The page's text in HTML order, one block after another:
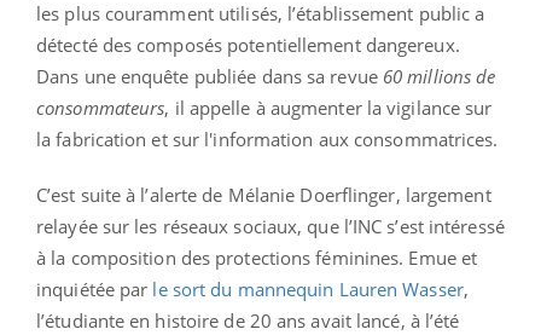
les plus couramment utilisés, l’établissement public a
détecté des composés potentiellement dangereux.
Dans une enquête publiée dans sa revue 60 millions de
consommateurs, il appelle à augmenter la vigilance sur
la fabrication et sur l'information aux consommatrices.
C’est suite à l’alerte de Mélanie Doerflinger, largement
relayée sur les réseaux sociaux, que l’INC s’est intéressé
à la composition des protections féminines. Emue et
inquiétée par le sort du mannequin Lauren Wasser,
l’étudiante en histoire de 20 ans avait lancé, à l’été